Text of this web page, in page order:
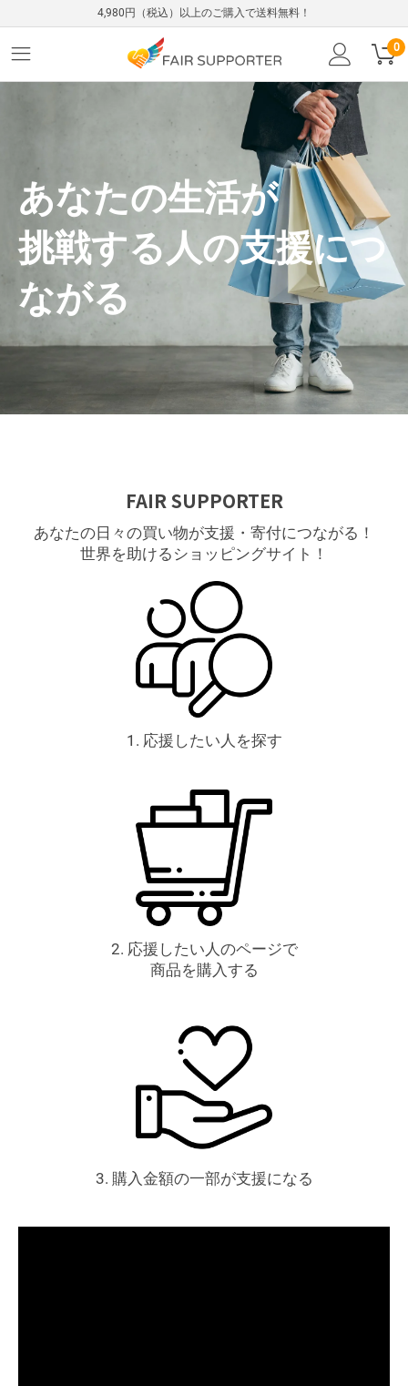
4,980円（税込）以上のご購入で送料無料！
0
あなたの生活が
挑戦する人の支援につ
ながる
FAIR SUPPORTER
あなたの日々の買い物が支援・寄付につながる！
世界を助けるショッピングサイト！
1. 応援したい人を探す
2. 応援したい人のページで
商品を購入する
3. 購入金額の一部が支援になる